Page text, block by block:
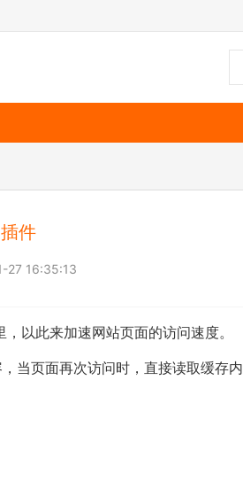
件
27 16:35:13
以此来加速网站页面的访问速度。
当页面再次访问时，直接读取缓存内